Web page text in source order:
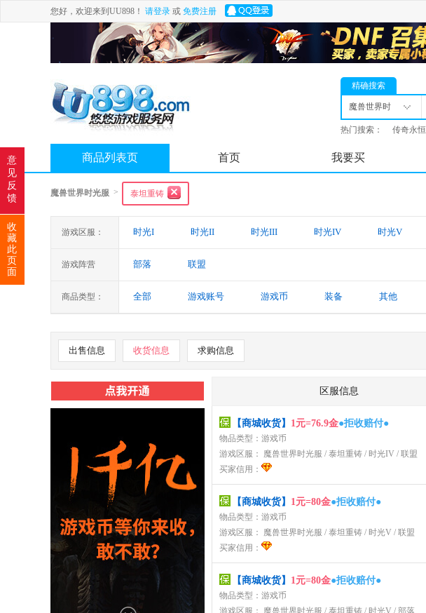
您好，欢迎来到UU898！ 请登录 或 免费注册
精确搜索
魔兽世界时
光服
热门搜索： 传奇永恒
商品列表页 首页 我要买
魔兽世界时光服 > 泰坦重铸
游戏区服： 时光I 时光II 时光III 时光IV 时光V
游戏阵营 部落 联盟
商品类型： 全部 游戏账号 游戏币 装备 其他
出售信息 收货信息 求购信息
区服信息
【商城收货】 1元=76.9金●拒收赔付●
物品类型：游戏币
游戏区服： 魔兽世界时光服 / 泰坦重铸 / 时光IV / 联盟
买家信用：
【商城收货】 1元=80金●拒收赔付●
物品类型：游戏币
游戏区服： 魔兽世界时光服 / 泰坦重铸 / 时光V / 联盟
买家信用：
【商城收货】 1元=80金●拒收赔付●
物品类型：游戏币
游戏区服： 魔兽世界时光服 / 泰坦重铸 / 时光V / 部落
意
见
反
馈
收
藏
此
页
面